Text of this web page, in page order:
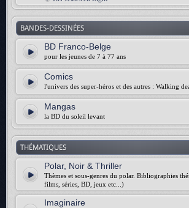
BANDES-DESSINÉES
BD Franco-Belge
pour les jeunes de 7 à 77 ans
Comics
l'univers des super-héros et des autres : Walking
Mangas
la BD du soleil levant
THÉMATIQUES
Polar, Noir & Thriller
Thèmes et sous-genres du polar. Bibliographies
films, séries, BD, jeux etc...)
Imaginaire